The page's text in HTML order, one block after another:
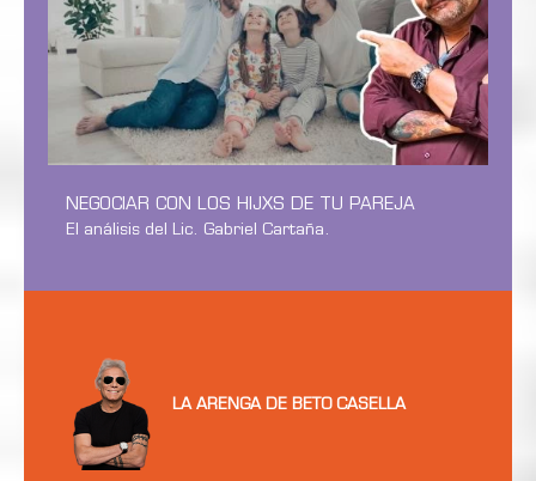
NEGOCIAR CON LOS HIJXS DE TU PAREJA
El análisis del Lic. Gabriel Cartaña.
LA ARENGA DE BETO CASELLA